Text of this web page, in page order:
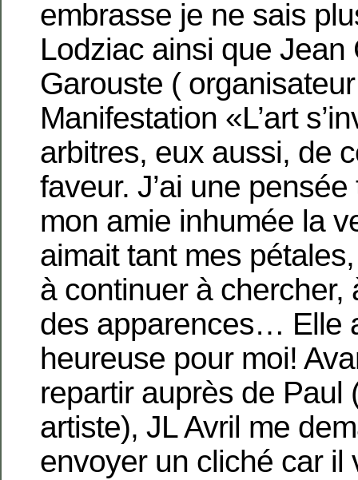
embrasse je ne sais
Lodziac ainsi que Jean
Garouste (
Manifestation «L’art
arbitres, eux aussi, de
faveur. J’ai une
mon amie inhumée la
aimait tant mes
à continuer à chercher,
des apparences… Elle
heureuse pour moi!
repartir auprès de Paul
artiste), JL Avril me
envoyer un cliché car il